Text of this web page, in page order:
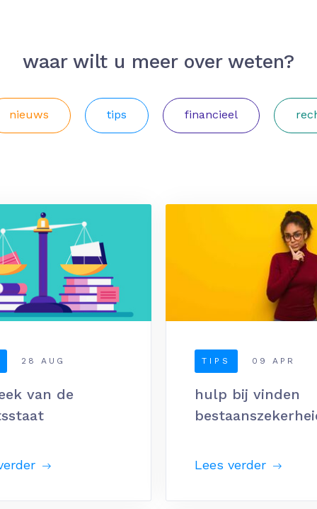
waar wilt u meer over weten?
nieuws tips financieel
28 AUG
van de
TIPS 09 APR
hulp bij vinden
Lees verder